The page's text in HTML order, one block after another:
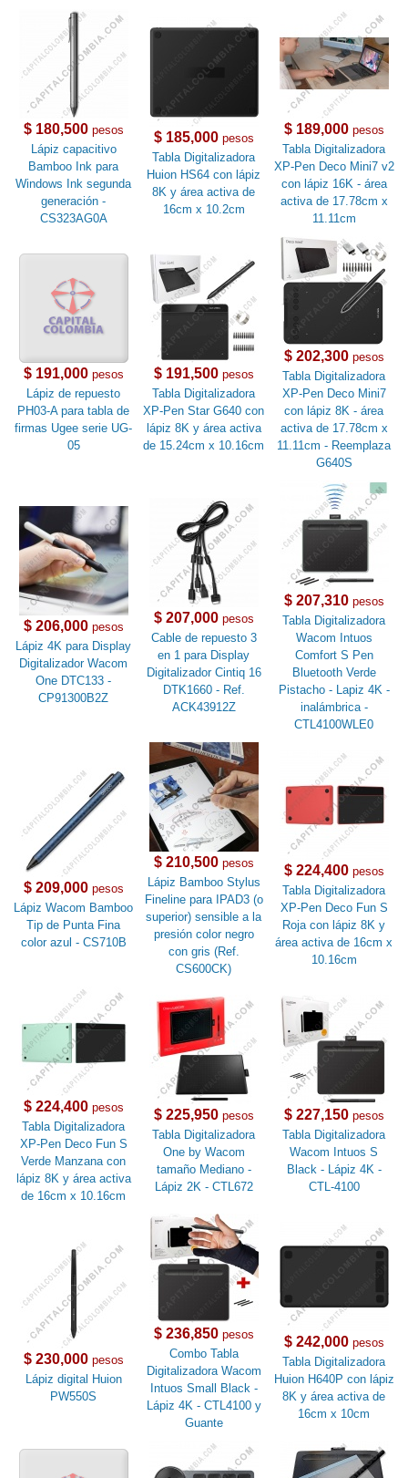
$ 180,500pesos
Lápiz capacitivo
Bamboo Ink para
Windows Ink segunda
generación -
CS323AG0A
$ 185,000pesos
Tabla Digitalizadora
Huion HS64 con lápiz
8K y área activa de
16cm x 10.2cm
$ 189,000pesos
Tabla Digitalizadora
XP-Pen Deco Mini7 v2
con lápiz 16K - área
activa de 17.78cm x
11.11cm
$ 191,000pesos
Lápiz de repuesto
PH03-A para tabla de
firmas Ugee serie UG-
05
$ 191,500pesos
Tabla Digitalizadora
XP-Pen Star G640 con
lápiz 8K y área activa
de 15.24cm x 10.16cm
$ 202,300pesos
Tabla Digitalizadora
XP-Pen Deco Mini7
con lápiz 8K - área
activa de 17.78cm x
11.11cm - Reemplaza
G640S
$ 206,000pesos
Lápiz 4K para Display
Digitalizador Wacom
One DTC133 -
CP91300B2Z
$ 207,000pesos
Cable de repuesto 3
en 1 para Display
Digitalizador Cintiq 16
DTK1660 - Ref.
ACK43912Z
$ 207,310pesos
Tabla Digitalizadora
Wacom Intuos
Comfort S Pen
Bluetooth Verde
Pistacho - Lapiz 4K -
inalámbrica -
CTL4100WLE0
$ 209,000pesos
Lápiz Wacom Bamboo
Tip de Punta Fina
color azul - CS710B
$ 210,500pesos
Lápiz Bamboo Stylus
Fineline para IPAD3 (o
superior) sensible a la
presión color negro
con gris (Ref.
CS600CK)
$ 224,400pesos
Tabla Digitalizadora
XP-Pen Deco Fun S
Roja con lápiz 8K y
área activa de 16cm x
10.16cm
$ 224,400pesos
Tabla Digitalizadora
XP-Pen Deco Fun S
Verde Manzana con
lápiz 8K y área activa
de 16cm x 10.16cm
$ 225,950pesos
Tabla Digitalizadora
One by Wacom
tamaño Mediano -
Lápiz 2K - CTL672
$ 227,150pesos
Tabla Digitalizadora
Wacom Intuos S
Black - Lápiz 4K -
CTL-4100
$ 230,000pesos
Lápiz digital Huion
PW550S
$ 236,850pesos
Combo Tabla
Digitalizadora Wacom
Intuos Small Black -
Lápiz 4K - CTL4100 y
Guante
$ 242,000pesos
Tabla Digitalizadora
Huion H640P con lápiz
8K y área activa de
16cm x 10cm